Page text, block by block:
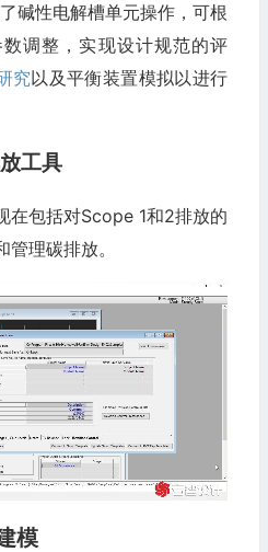
碱性电解槽单元操作，可根
调整，实现设计规范的评
究以及平衡装置模拟以进行
工具
在包括对Scope 1和2排放的
理碳排放。
模